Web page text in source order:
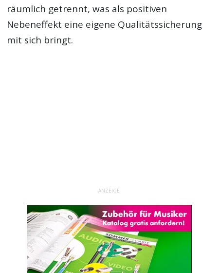
räumlich getrennt, was als positiven
Nebeneffekt eine eigene Qualitätssicherung
mit sich bringt.
ANZEIGE